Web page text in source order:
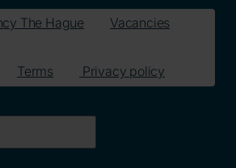
The Hague
Vacancies
Terms Privacy policy